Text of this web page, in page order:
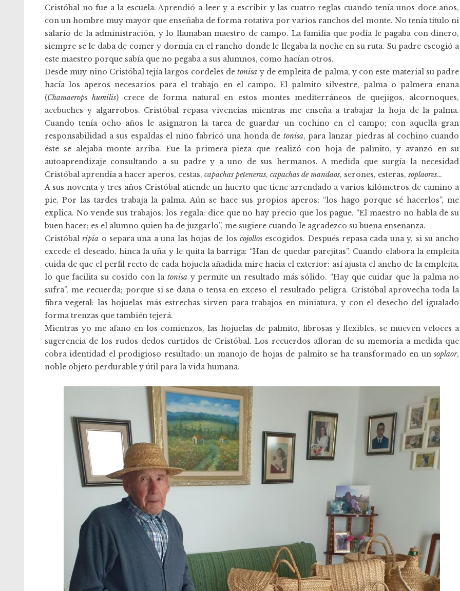
Cristóbal no fue a la escuela. Aprendió a leer y a escribir y las cuatro reglas cuando tenía unos doce años,
con un hombre muy mayor que enseñaba de forma rotativa por varios ranchos del monte. No tenía título ni
salario de la administración, y lo llamaban maestro de campo. La familia que podía le pagaba con dinero,
siempre se le daba de comer y dormía en el rancho donde le llegaba la noche en su ruta. Su padre escogió a
este maestro porque sabía que no pegaba a sus alumnos, como hacían otros.
Desde muy niño Cristóbal tejía largos cordeles detonisa y de empleita de palma, y con este material su padre
hacía los aperos necesarios para el trabajo en el campo. El palmito silvestre, palma o palmera enana
(Chamaerops humilis) crece de forma natural en estos montes mediterráneos de quejigos, alcornoques,
acebuches y algarrobos. Cristóbal repasa vivencias mientras me enseña a trabajar la hoja de la palma.
Cuando tenía ocho años le asignaron la tarea de guardar un cochino en el campo; con aquella gran
responsabilidad a sus espaldas el niño fabricó una honda de tonisa, para lanzar piedras al cochino cuando
éste se alejaba monte arriba. Fue la primera pieza que realizó con hoja de palmito, y avanzó en su
autoaprendizaje consultando a su padre y a uno de sus hermanos. A medida que surgía la necesidad
Cristóbal aprendía a hacer aperos, cestas, capachas peteneras, capachas de mandaos, serones, esteras, soplaores…
A sus noventa y tres años Cristóbal atiende un huerto que tiene arrendado a varios kilómetros de camino a
pie. Por las tardes trabaja la palma. Aún se hace sus propios aperos; “los hago porque sé hacerlos”, me
explica. No vende sus trabajos; los regala: dice que no hay precio que los pague. “El maestro no habla de su
buen hacer; es el alumno quien ha de juzgarlo”, me sugiere cuando le agradezco su buena enseñanza.
Cristóbalripia o separa una a una las hojas de loscojollos escogidos. Después repasa cada una y, si su ancho
excede el deseado, hinca la uña y le quita la barriga: “Han de quedar parejitas”. Cuando elabora la empleita
cuida de que el perfil recto de cada hojuela añadida mire hacia el exterior: así ajusta el ancho de la empleita,
lo que facilita su cosido con latonisa y permite un resultado más sólido. “Hay que cuidar que la palma no
sufra”, me recuerda; porque si se daña o tensa en exceso el resultado peligra. Cristóbal aprovecha toda la
fibra vegetal: las hojuelas más estrechas sirven para trabajos en miniatura, y con el desecho del igualado
forma trenzas que también tejerá.
Mientras yo me afano en los comienzos, las hojuelas de palmito, fibrosas y flexibles, se mueven veloces a
sugerencia de los rudos dedos curtidos de Cristóbal. Los recuerdos afloran de su memoria a medida que
cobra identidad el prodigioso resultado: un manojo de hojas de palmito se ha transformado en unsoplaor,
noble objeto perdurable y útil para la vida humana.